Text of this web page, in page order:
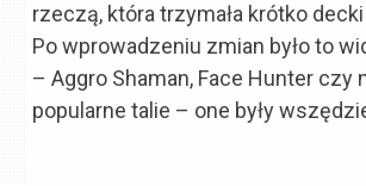
rzeczą, która trzymała krótko
Po wprowadzeniu zmian było to
– Aggro Shaman, Face Hunter czy
popularne talie – one były